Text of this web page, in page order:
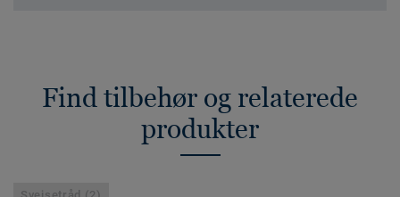
Find tilbehør og relaterede
produkter